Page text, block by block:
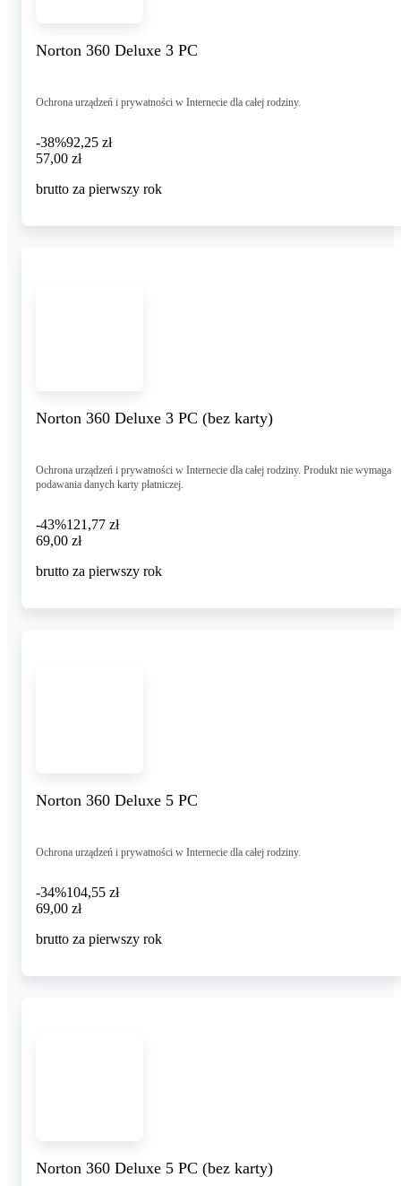
Norton 360 Deluxe 3 PC
Ochrona urządzeń i prywatności w Internecie dla całej rodziny.
-38%92,25 zł
57,00 zł
57,00 zł
brutto za pierwszy rok
Norton 360 Deluxe 3 PC (bez karty)
Ochrona urządzeń i prywatności w Internecie dla całej rodziny. Produkt nie wymaga
podawania danych karty płatniczej.
-43%121,77 zł
69,00 zł
69,00 zł
brutto za pierwszy rok
Norton 360 Deluxe 5 PC
Ochrona urządzeń i prywatności w Internecie dla całej rodziny.
-34%104,55 zł
69,00 zł
69,00 zł
brutto za pierwszy rok
Norton 360 Deluxe 5 PC (bez karty)